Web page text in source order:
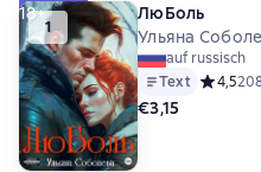
18+
1
ЛюБоль
Ульяна
auf russisch
Text Средний
4,5
€3,15